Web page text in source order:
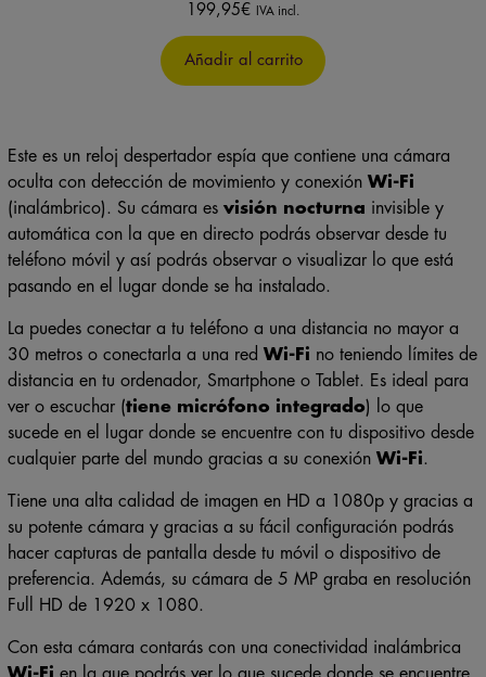
199,95€ IVA incl.
Añadir al carrito
Este es un reloj despertador espía que contiene una cámara
oculta con detección de movimiento y conexión Wi-Fi
(inalámbrico). Su cámara es visión nocturna invisible y
automática con la que en directo podrás observar desde tu
teléfono móvil y así podrás observar o visualizar lo que está
pasando en el lugar donde se ha instalado.
La puedes conectar a tu teléfono a una distancia no mayor a
30 metros o conectarla a una red Wi-Fi no teniendo límites de
distancia en tu ordenador, Smartphone o Tablet. Es ideal para
ver o escuchar (tiene micrófono integrado) lo que
sucede en el lugar donde se encuentre con tu dispositivo desde
cualquier parte del mundo gracias a su conexión Wi-Fi.
Tiene una alta calidad de imagen en HD a 1080p y gracias a
su potente cámara y gracias a su fácil configuración podrás
hacer capturas de pantalla desde tu móvil o dispositivo de
preferencia. Además, su cámara de 5 MP graba en resolución
Full HD de 1920 x 1080.
Con esta cámara contarás con una conectividad inalámbrica
Wi-Fi en la que podrás ver lo que sucede donde se encuentre